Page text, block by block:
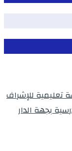
يتفقد 12 مؤسسة تعليمية للإشراف
بجهة الدار